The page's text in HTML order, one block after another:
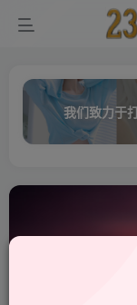
我们致力于